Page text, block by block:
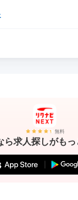
無料
ら求人探しがもっ